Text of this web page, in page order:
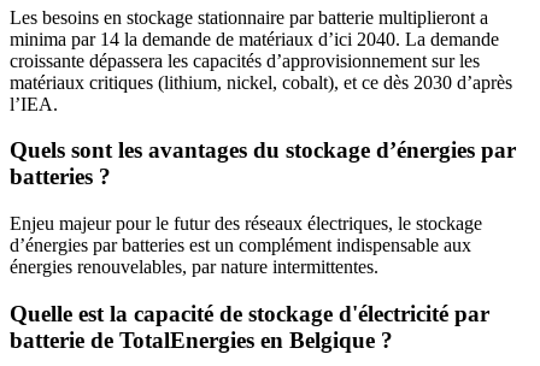
Les besoins en stockage stationnaire par batterie multiplieront a
minima par 14 la demande de matériaux d’ici 2040. La demande
croissante dépassera les capacités d’approvisionnement sur les
matériaux critiques (lithium, nickel, cobalt), et ce dès 2030 d’après
l’IEA.
Quels sont les avantages du stockage d’énergies par
batteries ?
Enjeu majeur pour le futur des réseaux électriques, le stockage
d’énergies par batteries est un complément indispensable aux
énergies renouvelables, par nature intermittentes.
Quelle est la capacité de stockage d'électricité par
batterie de TotalEnergies en Belgique ?